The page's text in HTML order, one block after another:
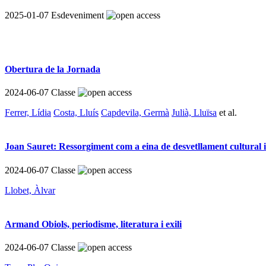
2025-01-07 Esdeveniment
Obertura de la Jornada
2024-06-07 Classe
Ferrer, Lídia Costa, Lluís Capdevila, Germà Julià, Lluïsa et al.
Joan Sauret: Ressorgiment com a eina de desvetllament cultural
2024-06-07 Classe
Llobet, Àlvar
Armand Obiols, periodisme, literatura i exili
2024-06-07 Classe